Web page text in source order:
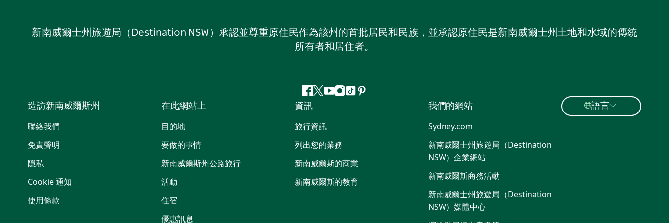
新南威爾士州旅遊局（Destination NSW）承認並尊重原住民作為該州的首批居民和民族，並承認原住民是新南威爾士州土地和水域的傳統
所有者和居住者。
Facebook
嘰
喳
喳
Youtube
Instagram
抖 Pinterest
造訪新南威爾斯州
聯絡我們
免責聲明
隱私
Cookie 通知
使用條款
在此網站上
目的地
要做的事情
新南威爾斯州公路旅行
活動
住宿
優惠訊息
資訊
旅行資訊
列出您的業務
新南威爾斯的商業
新南威爾斯的教育
我們的網站
Sydney.com
新南威爾士州旅遊局（Destination
NSW）企業網站​
新南威爾斯商務活動
新南威爾士州旅遊局（Destination
NSW）媒體中心
語言